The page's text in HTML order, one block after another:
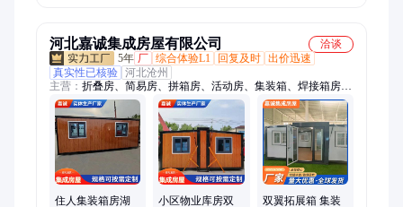
河北嘉诚集成房屋有限公司
洽谈
5年 厂 综合体验L1 回复及时 出价迅速
真实性已核验 河北沧州
主营： 折叠房、简易房、拼箱房、活动房、集装箱、焊接箱房、
活动板房、快拼房屋、移动箱房、移动板房、移动房屋、打包箱
房、多层打包箱、幕墙打包箱、折叠箱式房、标准打包箱、快捷
打包箱、环保打包箱、折叠式打包箱、折叠集成房屋、可移动打
包箱
住人集装箱房湖 小区物业库房双 双翼拓展箱 集装